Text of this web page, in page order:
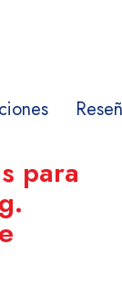
para